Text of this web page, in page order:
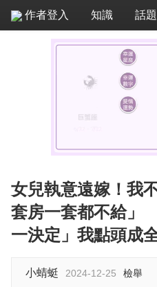
作者登入 知識 話題
女兒執意遠嫁！我
套房一套都不給」
一決定」我點頭成
小蜻蜓 2024-12-25 檢舉